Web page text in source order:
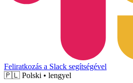
Feliratkozás a Slack segítségével
🇵🇱 Polski • lengyel